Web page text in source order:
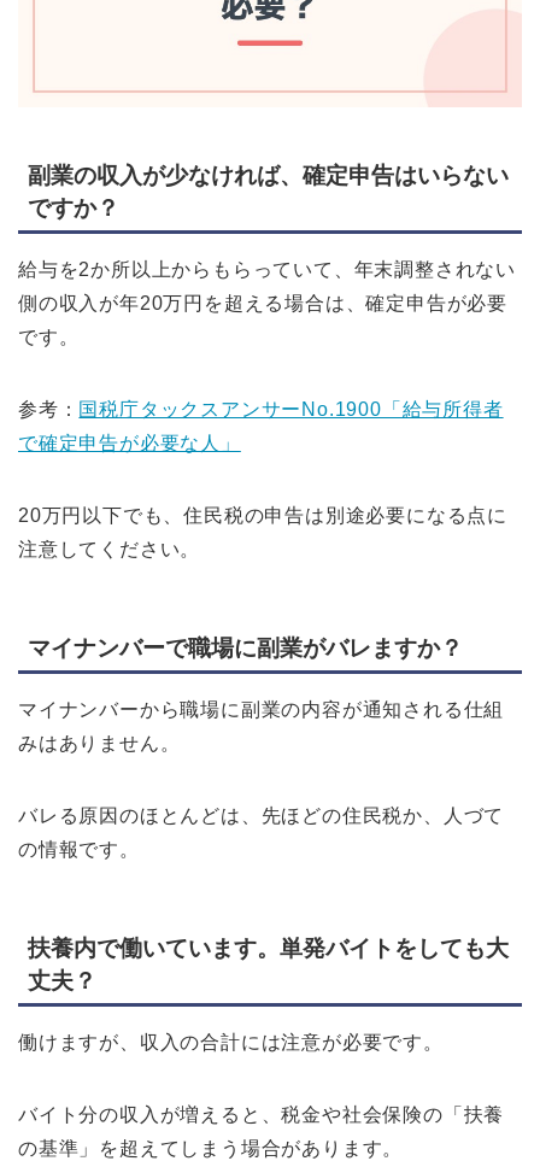
副業の収入が少なければ、確定申告はいらない
ですか？
給与を2か所以上からもらっていて、年末調整されない
側の収入が年20万円を超える場合は、確定申告が必要
です。
参考： 国税庁タックスアンサーNo.1900「給与所得者
で確定申告が必要な人」
20万円以下でも、住民税の申告は別途必要になる点に
注意してください。
マイナンバーで職場に副業がバレますか？
マイナンバーから職場に副業の内容が通知される仕組
みはありません。
バレる原因のほとんどは、先ほどの住民税か、人づて
の情報です。
扶養内で働いています。単発バイトをしても大
丈夫？
働けますが、収入の合計には注意が必要です。
バイト分の収入が増えると、税金や社会保険の「扶養
の基準」を超えてしまう場合があります。